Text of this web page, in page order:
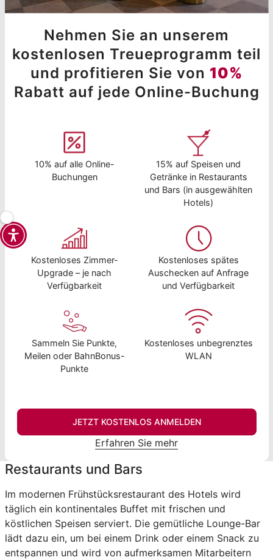
Nehmen Sie an unserem
kostenlosen Treueprogramm teil
und profitieren Sie von 10%
Rabatt auf jede Online-Buchung
10% auf alle Online-
Buchungen
15% auf Speisen und
Getränke in Restaurants
und Bars (in ausgewählten
Hotels)
Kostenloses Zimmer-
Upgrade – je nach
Verfügbarkeit
Kostenloses spätes
Auschecken auf Anfrage
und Verfügbarkeit
Sammeln Sie Punkte,
Meilen oder BahnBonus-
Punkte
Kostenloses unbegrenztes
WLAN
JETZT KOSTENLOS ANMELDEN
Erfahren Sie mehr
Restaurants und Bars
Im modernen Frühstücksrestaurant des Hotels wird
täglich ein kontinentales Buffet mit frischen und
köstlichen Speisen serviert. Die gemütliche Lounge-Bar
lädt dazu ein, um bei einem Drink oder einem Snack zu
entspannen und wird von aufmerksamen Mitarbeitern